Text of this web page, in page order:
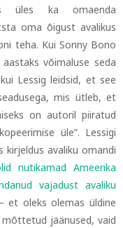
üles ka omaenda
oma õigust avalikus
teha. Kui Sonny Bono
võimaluse seda
Lessig leidsid, et see
mis ütleb, et
on autoril piiratud
üle”. Lessigi
kirjeldus avaliku omandi
nutikamad Ameerika
vajadust avaliku
– et oleks olemas üldine
jäänused, vaid